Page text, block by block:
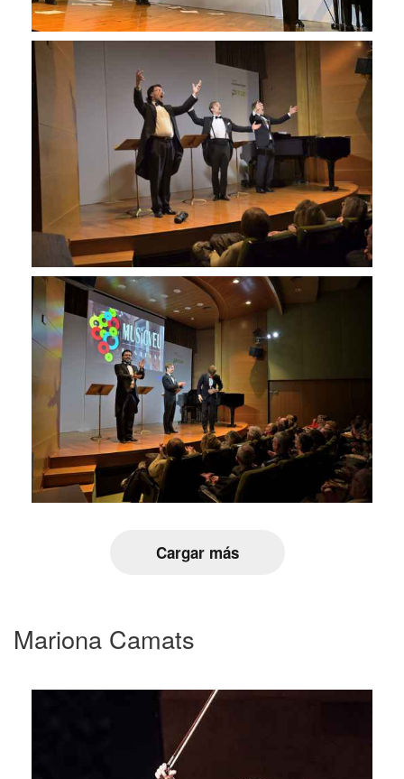
Cargar más
Mariona Camats